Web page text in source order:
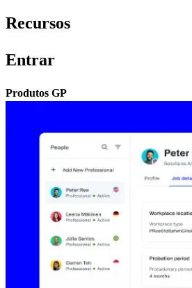
Recursos​​
Entrar​​
Produtos GP​​